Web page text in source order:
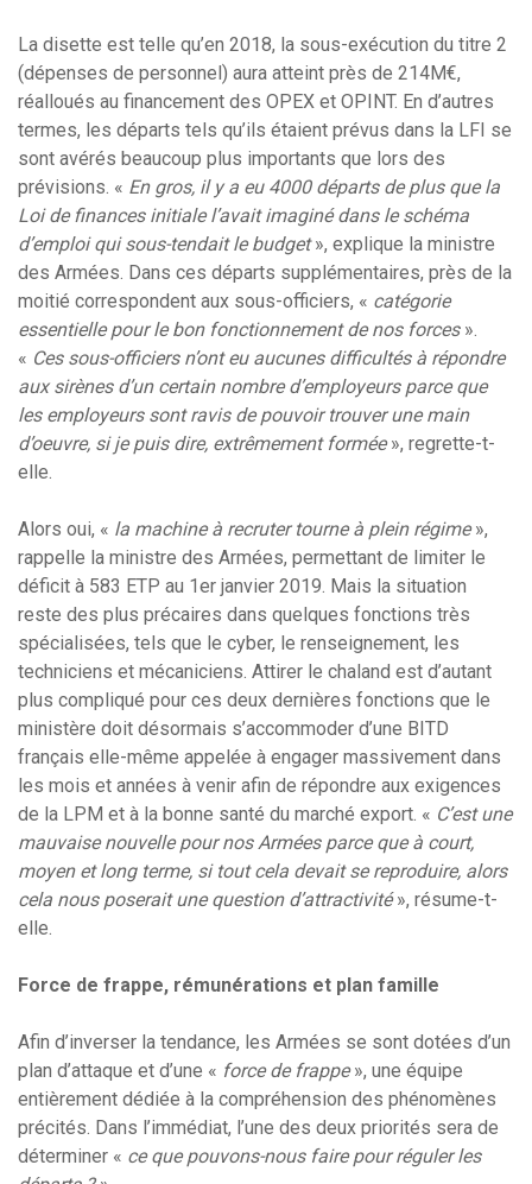
La disette est telle qu’en 2018, la sous-exécution du titre 2
(dépenses de personnel) aura atteint près de 214M€,
réalloués au financement des OPEX et OPINT. En d’autres
termes, les départs tels qu’ils étaient prévus dans la LFI se
sont avérés beaucoup plus importants que lors des
prévisions. « En gros, il y a eu 4000 départs de plus que la
Loi de finances initiale l’avait imaginé dans le schéma
d’emploi qui sous-tendait le budget», explique la ministre
des Armées. Dans ces départs supplémentaires, près de la
moitié correspondent aux sous-officiers, « catégorie
essentielle pour le bon fonctionnement de nos forces».
« Ces sous-officiers n’ont eu aucunes difficultés à répondre
aux sirènes d’un certain nombre d’employeurs parce que
les employeurs sont ravis de pouvoir trouver une main
d’oeuvre, si je puis dire, extrêmement formée», regrette-t-
elle.
Alors oui, « la machine à recruter tourne à plein régime»,
rappelle la ministre des Armées, permettant de limiter le
déficit à 583 ETP au 1er janvier 2019. Mais la situation
reste des plus précaires dans quelques fonctions très
spécialisées, tels que le cyber, le renseignement, les
techniciens et mécaniciens. Attirer le chaland est d’autant
plus compliqué pour ces deux dernières fonctions que le
ministère doit désormais s’accommoder d’une BITD
français elle-même appelée à engager massivement dans
les mois et années à venir afin de répondre aux exigences
de la LPM et à la bonne santé du marché export. « C’est une
mauvaise nouvelle pour nos Armées parce que à court,
moyen et long terme, si tout cela devait se reproduire, alors
cela nous poserait une question d’attractivité», résume-t-
elle.
Force de frappe, rémunérations et plan famille
Afin d’inverser la tendance, les Armées se sont dotées d’un
plan d’attaque et d’une « force de frappe», une équipe
entièrement dédiée à la compréhension des phénomènes
précités. Dans l’immédiat, l’une des deux priorités sera de
déterminer « ce que pouvons-nous faire pour réguler les